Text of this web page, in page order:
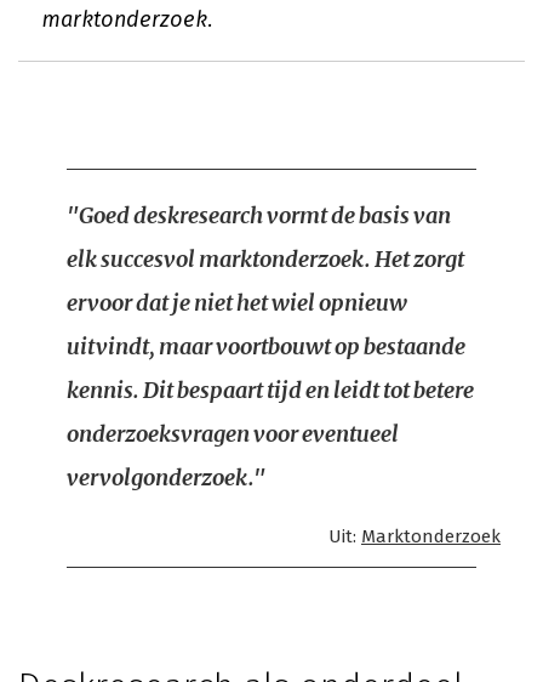
marktonderzoek.
"Goed deskresearch vormt de basis van
elk succesvol marktonderzoek. Het zorgt
ervoor dat je niet het wiel opnieuw
uitvindt, maar voortbouwt op bestaande
kennis. Dit bespaart tijd en leidt tot betere
onderzoeksvragen voor eventueel
vervolgonderzoek."
Uit: Marktonderzoek